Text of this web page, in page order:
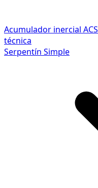
Acumulador inercial ACS
técnica
Serpentín Simple